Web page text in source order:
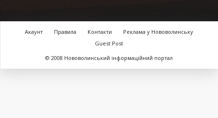
Акаунт Правила Контакти
Реклама у Нововолинську
Guest Post
© 2008 Нововолинський інформаційний портал